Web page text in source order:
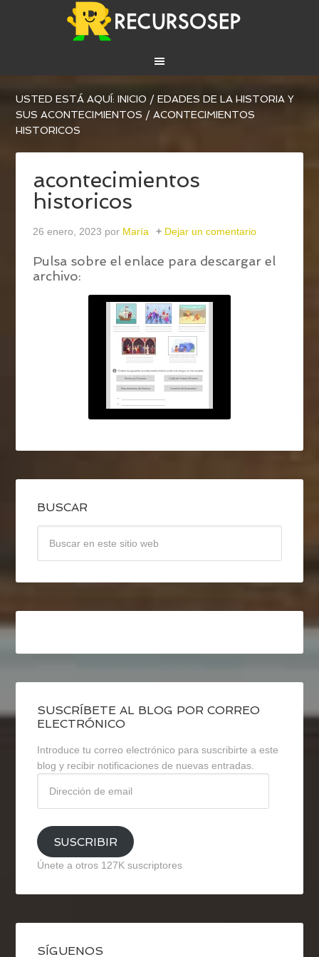
USTED ESTÁ AQUÍ:INICIO / EDADES DE LA HISTORIA Y
SUS ACONTECIMIENTOS / ACONTECIMIENTOS
HISTORICOS
acontecimientos
historicos
26 enero, 2023 por María Dejar un comentario
Pulsa sobre el enlace para descargar el
archivo:
BUSCAR
SUSCRÍBETE AL BLOG POR CORREO
ELECTRÓNICO
Introduce tu correo electrónico para suscribirte a este
blog y recibir notificaciones de nuevas entradas.
email
SUSCRIBIR
Únete a otros 127K suscriptores
SÍGUENOS